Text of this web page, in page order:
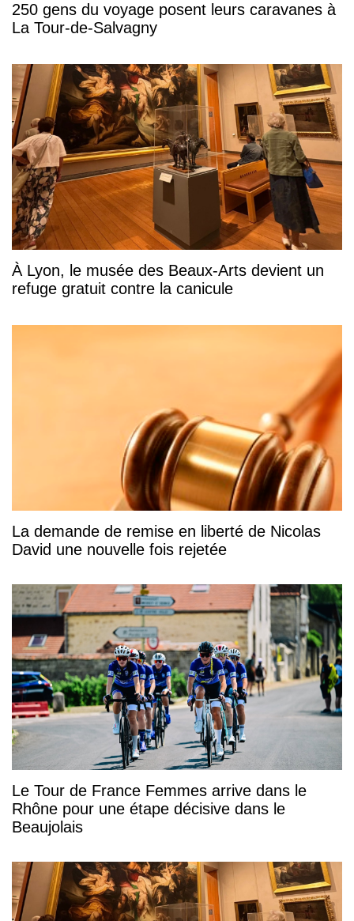
250 gens du voyage posent leurs caravanes à
La Tour-de-Salvagny
À Lyon, le musée des Beaux-Arts devient un
refuge gratuit contre la canicule
La demande de remise en liberté de Nicolas
David une nouvelle fois rejetée
Le Tour de France Femmes arrive dans le
Rhône pour une étape décisive dans le
Beaujolais